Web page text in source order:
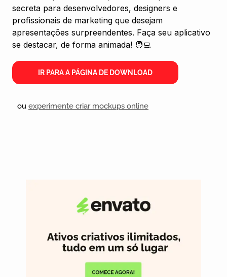
secreta para desenvolvedores, designers e
profissionais de marketing que desejam
apresentações surpreendentes. Faça seu aplicativo
se destacar, de forma animada! 🧑‍💻
IR PARA A PÁGINA DE DOWNLOAD
ou experimente criar mockups online